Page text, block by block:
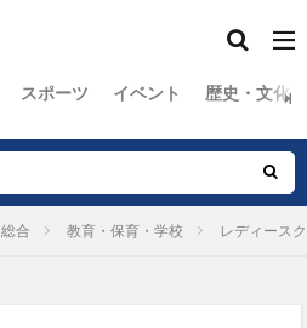
スポーツ イベント 歴史・文化
総合 教育・保育・学校 レディース